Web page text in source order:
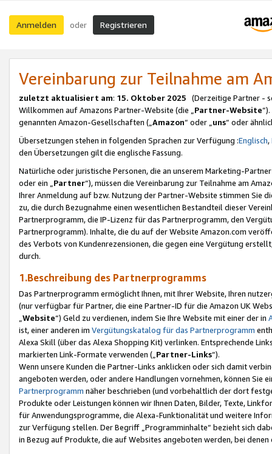
Anmelden oder Registrieren
Vereinbarung zur Teilnahme am
zuletzt aktualisiert am: 15. Oktober 2025 (Derzeitige Partner -
Willkommen auf Amazons Partner-Website (die „Partner-Website
genannten Amazon-Gesellschaften („Amazon“ oder „uns“ oder
Übersetzungen stehen in folgenden Sprachen zur Verfügung :Englisch,
den Übersetzungen gilt die englische Fassung.
Natürliche oder juristische Personen, die an unserem Marketing-
oder ein „Partner“), müssen die Vereinbarung zur Teilnahme am
Ihrer Anmeldung auf bzw. Nutzung der Partner-Website stimmen Sie
zu, die durch Bezugnahme einen wesentlichen Bestandteil dieser
Partnerprogramm, die IP-Lizenz für das Partnerprogramm, den
Partnerprogramm). Inhalte, die du auf der Website Amazon.com
des Verbots von Kundenrezensionen, die gegen eine Vergütung
durch.
1.Beschreibung des Partnerprogramms
Das Partnerprogramm ermöglicht Ihnen, mit Ihrer Website, Ihren
(nur verfügbar für Partner, die eine Partner-ID für die Amazon UK
Website“) Geld zu verdienen, indem Sie Ihre Website mit einer der in
ist, einer anderen im Vergütungskatalog für das Partnerprogramm
Alexa Skill (über das Alexa Shopping Kit) verlinken. Entsprechende
markierten Link-Formate verwenden („ Partner-Links“).
Wenn unsere Kunden die Partner-Links anklicken oder sich damit
angeboten werden, oder andere Handlungen vornehmen, können Sie
Partnerprogramm näher beschrieben (und vorbehaltlich der dort
Produkte oder Leistungen können wir Ihnen Daten, Bilder, Texte,
für Anwendungsprogramme, die Alexa-Funktionalität und weitere
zur Verfügung stellen. Der Begriff „Programminhalte“ bezieht sich
in Bezug auf Produkte, die auf Websites angeboten werden, bei